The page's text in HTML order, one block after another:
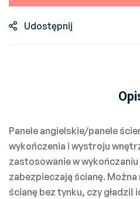
Udostępnij
Panele angielskie/panele
wykończenia i wystroju
zastosowanie w
zabezpieczają ścianę.
ścianę bez tynku, czy gładzi!